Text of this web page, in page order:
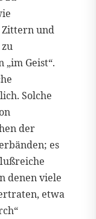
Zittern und
„im Geist“.
Solche
der
es
denen viele
etwa